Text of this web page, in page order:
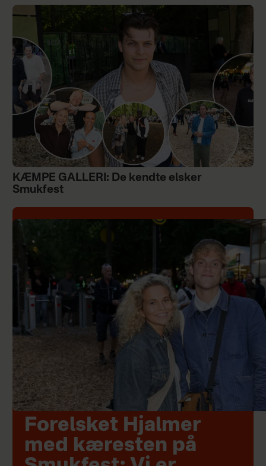
KÆMPE GALLERI: De kendte elsker
Smukfest
Forelsket Hjalmer
med kæresten på